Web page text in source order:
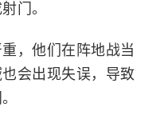
门。
，他们在阵地战当
会出现失误，导致